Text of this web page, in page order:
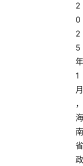
2
0
2
5
年
1
月
，
海
南
省
政